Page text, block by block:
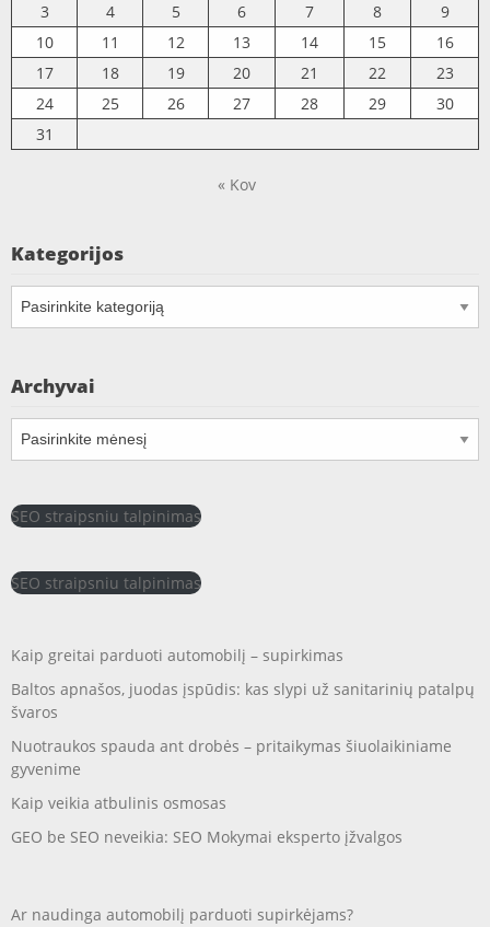
3
4 5 6 7 8
9
10
11 12 13 14 15
16
17
18 19 20 21 22
23
24
25 26 27 28 29
30
31
« Kov
Kategorijos
Kategorijos
Archyvai
Archyvai
SEO straipsniu talpinimas
SEO straipsniu talpinimas
Kaip greitai parduoti automobilį – supirkimas
Baltos apnašos, juodas įspūdis: kas slypi už sanitarinių patalpų
švaros
Nuotraukos spauda ant drobės – pritaikymas šiuolaikiniame
gyvenime
Kaip veikia atbulinis osmosas
GEO be SEO neveikia: SEO Mokymai eksperto įžvalgos
Ar naudinga automobilį parduoti supirkėjams?